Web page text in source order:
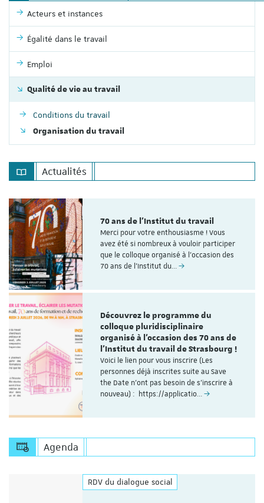
Acteurs et instances
Égalité dans le travail
Emploi
Qualité de vie au travail
Conditions du travail
Organisation du travail
Actualités
70 ans de l'Institut du travail
Merci pour votre enthousiasme ! Vous
avez été si nombreux à vouloir participer
que le colloque organisé à l'occasion des
70 ans de l’Institut du…
Découvrez le programme du
colloque pluridisciplinaire
organisé à l'occasion des 70 ans de
l'Institut du travail de Strasbourg !
Voici le lien pour vous inscrire (Les
personnes déjà inscrites suite au Save
the Date n'ont pas besoin de s'inscrire à
nouveau) : https://applicatio…
Agenda
RDV du dialogue social